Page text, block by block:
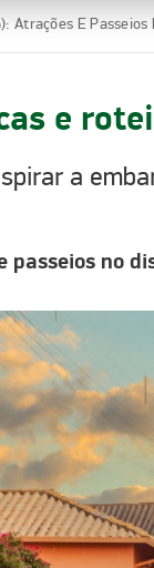
Atrações E
e
a
passeios no